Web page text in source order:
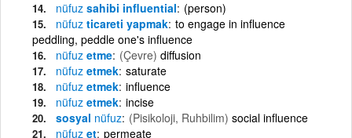
nüfuz sahibi influential (person)
nüfuz ticareti yapmak to engage in influence
peddling, peddle one's influence
nüfuz etme (Çevre) diffusion
nüfuz etmek saturate
nüfuz etmek influence
nüfuz etmek incise
sosyal nüfuz (Pisikoloji, Ruhbilim) social influence
nüfuz et permeate